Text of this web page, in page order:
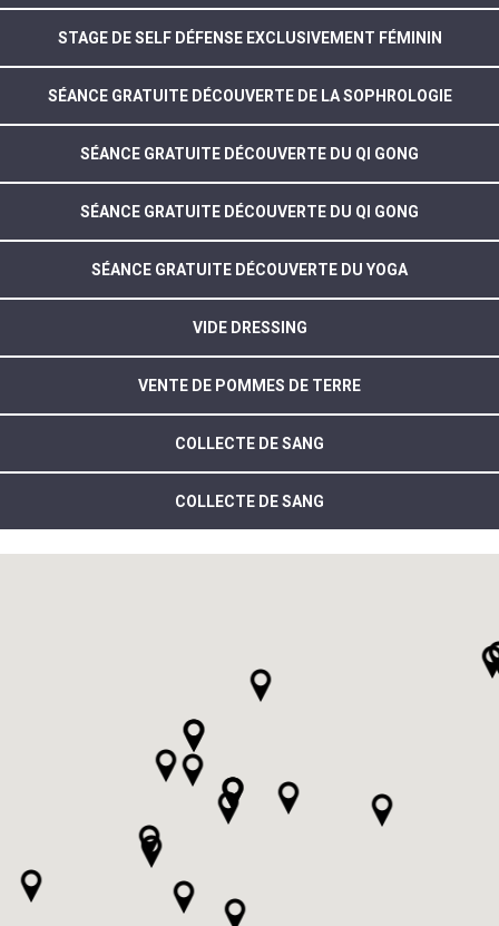
STAGE DE SELF DÉFENSE EXCLUSIVEMENT FÉMININ
SÉANCE GRATUITE DÉCOUVERTE DE LA SOPHROLOGIE
SÉANCE GRATUITE DÉCOUVERTE DU QI GONG
SÉANCE GRATUITE DÉCOUVERTE DU QI GONG
SÉANCE GRATUITE DÉCOUVERTE DU YOGA
VIDE DRESSING
VENTE DE POMMES DE TERRE
COLLECTE DE SANG
COLLECTE DE SANG